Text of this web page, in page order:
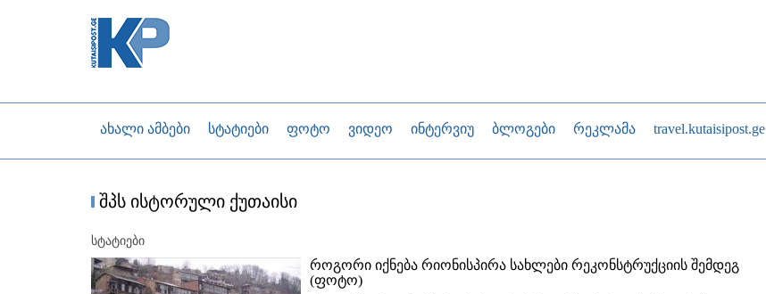
ახალი ამბები სტატიები ფოტო ვიდეო ინტერვიუ ბლოგები რეკლამა travel.kutaisipost.ge
შპს ისტორული ქუთაისი
სტატიები
როგორი იქნება რიონისპირა სახლები რეკონსტრუქციის შემდეგ
(ფოტო)